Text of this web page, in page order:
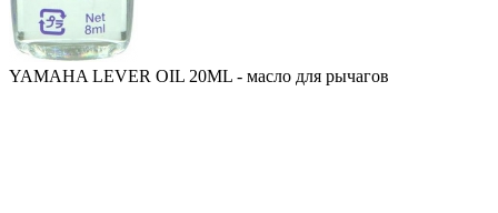
YAMAHA LEVER OIL 20ML - масло для рычагов